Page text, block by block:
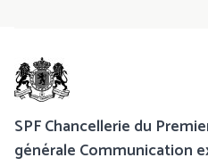
SPF Chancellerie du
générale Communication